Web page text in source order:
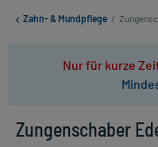
Zahn- & Mundpflege /
Nur für kurze
Zungenschaber